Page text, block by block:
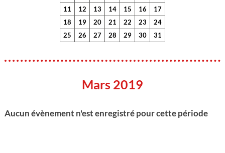
11
12 13 14 15 16
17
18
19 20 21 22 23
24
25
26 27 28 29 30 31
Mars 2019
Aucun évènement n'est enregistré pour cette période